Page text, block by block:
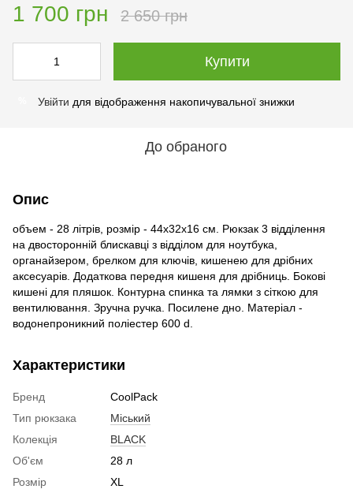
1 700 грн 2 650 грн
Купити
Увійти для відображення накопичувальної знижки
До обраного
Опис
объем - 28 літрів, розмір - 44х32х16 см. Рюкзак 3 відділення
на двосторонній блискавці з відділом для ноутбука,
органайзером, брелком для ключів, кишенею для дрібних
аксесуарів. Додаткова передня кишеня для дрібниць. Бокові
кишені для пляшок. Контурна спинка та лямки з сіткою для
вентилювання. Зручна ручка. Посилене дно. Матеріал -
водонепроникний поліестер 600 d.
Характеристики
Бренд
CoolPack
Тип рюкзака
Міський
Колекція
BLACK
Об'єм
28 л
Розмір
XL